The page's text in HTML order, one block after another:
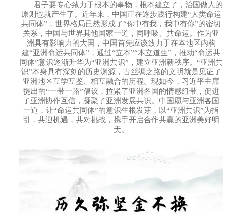
君子要专心致力于根本的事物，根本建立了，治国做人的
原则也就产生了。近年来，中国正在逐步践行构建“人类命运
共同体”，世界格局已然形成了“你中有我，我中有你”的密切
关系，中国与世界其他国家一道，同呼吸、共命运。作为亚
洲具有影响力的大国，中国首先应该致力于在本地区内构
建“亚洲命运共同体”，通过“立本”“本立道生”，推动“命运共
同体”意识逐渐升华为“亚洲共识”，建立亚洲新秩序。“亚洲共
识”本身具有深刻的历史渊源，古丝绸之路的文明就是见证了
亚洲地区互学互鉴、相互融合的历程。现如今，习近平主席
提出的“一带一路”倡议，拉紧了亚洲各国的情感纽带，促进
了亚洲协作互信，凝聚了亚洲发展共识。中国愿与亚洲各国
一道，让“命运共同体”的意识生根发芽，以“亚洲共识”为指
引，共迎机遇，共对挑战，携手开启合作共赢的亚洲美好明
天。